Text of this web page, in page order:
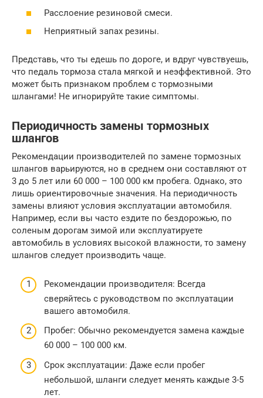
Расслоение резиновой смеси.
Неприятный запах резины.
Представь, что ты едешь по дороге, и вдруг чувствуешь,
что педаль тормоза стала мягкой и неэффективной. Это
может быть признаком проблем с тормозными
шлангами! Не игнорируйте такие симптомы.
Периодичность замены тормозных
шлангов
Рекомендации производителей по замене тормозных
шлангов варьируются, но в среднем они составляют от
3 до 5 лет или 60 000 – 100 000 км пробега. Однако, это
лишь ориентировочные значения. На периодичность
замены влияют условия эксплуатации автомобиля.
Например, если вы часто ездите по бездорожью, по
соленым дорогам зимой или эксплуатируете
автомобиль в условиях высокой влажности, то замену
шлангов следует производить чаще.
Рекомендации производителя: Всегда
сверяйтесь с руководством по эксплуатации
вашего автомобиля.
Пробег: Обычно рекомендуется замена каждые
60 000 – 100 000 км.
Срок эксплуатации: Даже если пробег
небольшой, шланги следует менять каждые 3-5
лет.